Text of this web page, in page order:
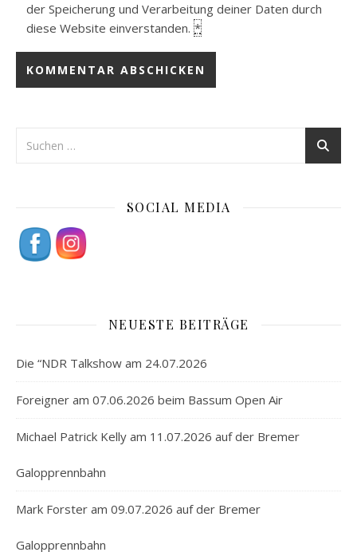
der Speicherung und Verarbeitung deiner Daten durch
diese Website einverstanden. *
SOCIAL MEDIA
NEUESTE BEITRÄGE
Die “NDR Talkshow am 24.07.2026
Foreigner am 07.06.2026 beim Bassum Open Air
Michael Patrick Kelly am 11.07.2026 auf der Bremer
Galopprennbahn
Mark Forster am 09.07.2026 auf der Bremer
Galopprennbahn